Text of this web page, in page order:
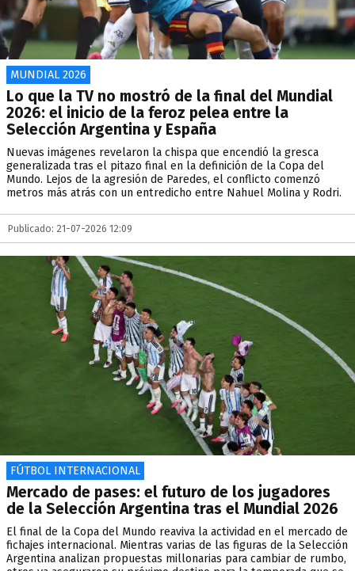
MUNDIAL 2026
Lo que la TV no mostró de la final del Mundial
2026: el inicio de la feroz pelea entre la
Selección Argentina y España
Nuevas imágenes revelaron la chispa que encendió la gresca
generalizada tras el pitazo final en la definición de la Copa del
Mundo. Lejos de la agresión de Paredes, el conflicto comenzó
metros más atrás con un entredicho entre Nahuel Molina y Rodri.
Publicado: 21-07-2026 12:09
FÚTBOL INTERNACIONAL
Mercado de pases: el futuro de los jugadores
de la Selección Argentina tras el Mundial 2026
El final de la Copa del Mundo reaviva la actividad en el mercado de
fichajes internacional. Mientras varias de las figuras de la Selección
Argentina analizan propuestas millonarias para cambiar de rumbo,